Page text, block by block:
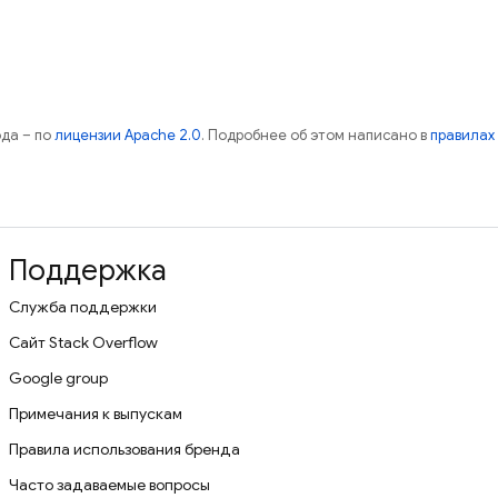
– полицензии Apache 2.0. Подробнее об этом написано вправилах
Поддержка
Служба поддержки
Сайт Stack Overflow
Google group
Примечания к выпускам
Правила использования бренда
Часто задаваемые вопросы